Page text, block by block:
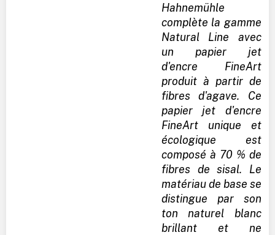
Hahnemühle
complète la gamme
Natural Line avec
un papier jet
d'encre FineArt
produit à partir de
fibres d'agave. Ce
papier jet d'encre
FineArt unique et
écologique est
composé à 70 % de
fibres de sisal. Le
matériau de base se
distingue par son
ton naturel blanc
brillant et ne